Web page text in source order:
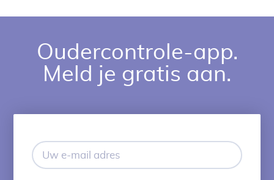
Oudercontrole-app.
Meld je gratis aan.